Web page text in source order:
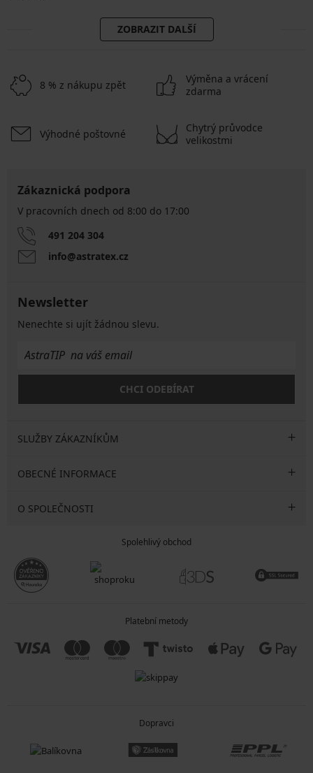
ZOBRAZIT DALŠÍ
8 % z nákupu zpět
Výměna a vrácení
zdarma
Výhodné poštovné
Chytrý průvodce
velikostmi
Zákaznická podpora
V pracovních dnech od 8:00 do 17:00
491 204 304
info@astratex.cz
Newsletter
Nenechte si ujít žádnou slevu.
CHCI ODEBÍRAT
SLUŽBY ZÁKAZNÍKŮM
OBECNÉ INFORMACE
O SPOLEČNOSTI
Spolehlivý obchod
Platební metody
Dopravci